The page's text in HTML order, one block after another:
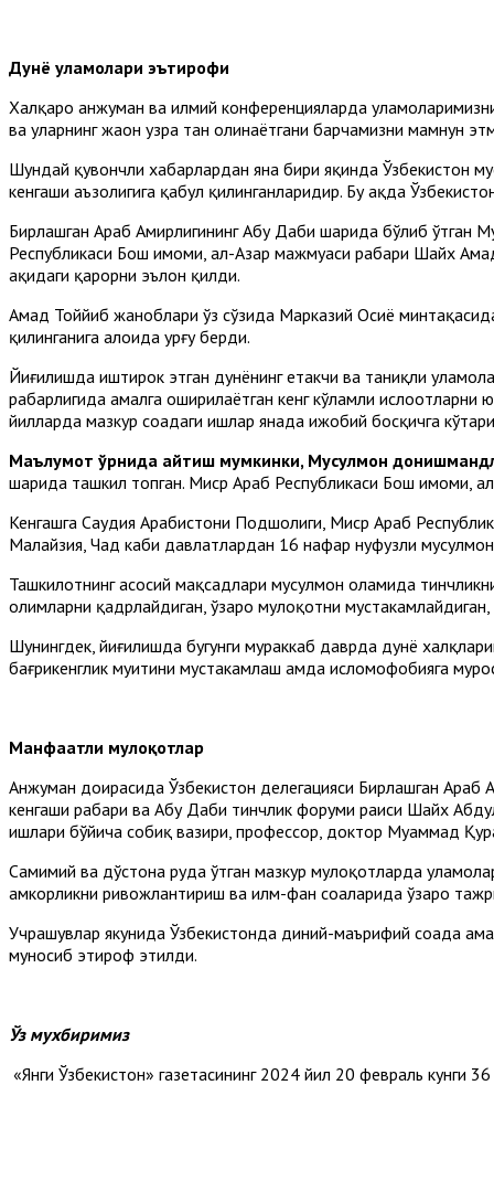
Дунё уламолари эътирофи
Халқаро анжуман ва илмий конференцияларда
ва уларнинг жаҳон узра тан олинаётгани барчамизни мамнун
Шундай қувончли хабарлардан яна бири яқинда Ўзбекистон
кенгаши аъзолигига қабул қилинганларидир. Бу ҳақда
Бирлашган Араб Амирлигининг Абу Даби шаҳрида бўлиб
Республикаси Бош имоми, ал-Азҳар мажмуаси раҳбари Шайх
ҳақидаги қарорни эълон қилди.
Аҳмад Тоййиб жаноблари ўз сўзида Марказий Осиё
қилинганига алоҳида урғу берди.
Йиғилишда иштирок этган дунёнинг етакчи ва таниқли
раҳбарлигида амалга оширилаётган кенг кўламли
йилларда мазкур соҳадаги ишлар янада ижобий босқичга
Маълумот ўрнида айтиш мумкинки, Мусулмон
шаҳрида ташкил топган. Миср Араб Республикаси Бош имоми,
Кенгашга Саудия Арабистони Подшоҳлиги, Миср Араб
Малайзия, Чад каби давлатлардан 16 нафар нуфузли
Ташкилотнинг асосий мақсадлари мусулмон оламида
олимларни қадрлайдиган, ўзаро мулоқотни
Шунингдек, йиғилишда бугунги мураккаб даврда дунё
бағрикенглик муҳитини мустаҳкамлаш ҳамда исломофобияга
Манфаатли мулоқотлар
Анжуман доирасида Ўзбекистон делегацияси Бирлашган
кенгаши раҳбари ва Абу Даби тинчлик форуми раиси Шайх
ишлари бўйича собиқ вазири, профессор, доктор Муҳаммад
Самимий ва дўстона руҳда ўтган мазкур мулоқотларда
ҳамкорликни ривожлантириш ва илм-фан соҳаларида ўзаро
Учрашувлар якунида Ўзбекистонда диний-маърифий соҳада
муносиб этироф этилди.
Ўз мухбиримиз
«Янги Ўзбекистон» газетасининг 2024 йил 20 февраль кунги